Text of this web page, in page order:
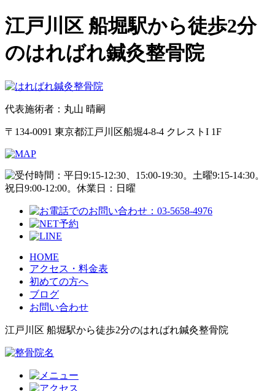
江戸川区 船堀駅から徒歩2分
のはればれ鍼灸整骨院
代表施術者：丸山 晴嗣
〒134-0091 東京都江戸川区船堀4-8-4 クレストI 1F
HOME
アクセス・料金表
初めての方へ
ブログ
お問い合わせ
江戸川区 船堀駅から徒歩2分のはればれ鍼灸整骨院